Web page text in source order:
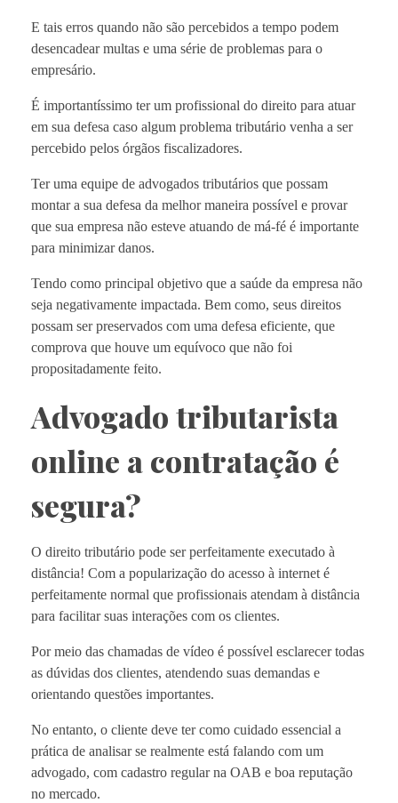
E tais erros quando não são percebidos a tempo podem
desencadear multas e uma série de problemas para o
empresário.
É importantíssimo ter um profissional do direito para atuar
em sua defesa caso algum problema tributário venha a ser
percebido pelos órgãos fiscalizadores.
Ter uma equipe de advogados tributários que possam
montar a sua defesa da melhor maneira possível e provar
que sua empresa não esteve atuando de má-fé é importante
para minimizar danos.
Tendo como principal objetivo que a saúde da empresa não
seja negativamente impactada. Bem como, seus direitos
possam ser preservados com uma defesa eficiente, que
comprova que houve um equívoco que não foi
propositadamente feito.
Advogado tributarista
online a contratação é
segura?
O direito tributário pode ser perfeitamente executado à
distância! Com a popularização do acesso à internet é
perfeitamente normal que profissionais atendam à distância
para facilitar suas interações com os clientes.
Por meio das chamadas de vídeo é possível esclarecer todas
as dúvidas dos clientes, atendendo suas demandas e
orientando questões importantes.
No entanto, o cliente deve ter como cuidado essencial a
prática de analisar se realmente está falando com um
advogado, com cadastro regular na OAB e boa reputação
no mercado.